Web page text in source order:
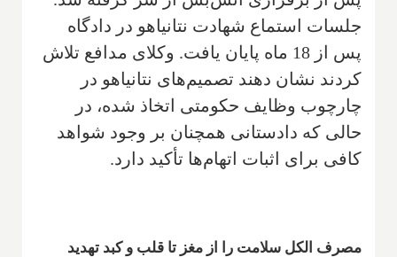
جلسات استماع شهادت نتانیاهو در دادگاه
پس از 18 ماه پایان یافت. وکلای مدافع تلاش
کردند نشان دهند تصمیم‌های نتانیاهو در
چارچوب وظایف حکومتی اتخاذ شده، در
حالی که دادستانی همچنان بر وجود شواهد
کافی برای اثبات اتهام‌ها تأکید دارد.
مصرف الکل سلامت را از مغز تا قلب و کبد تهدید